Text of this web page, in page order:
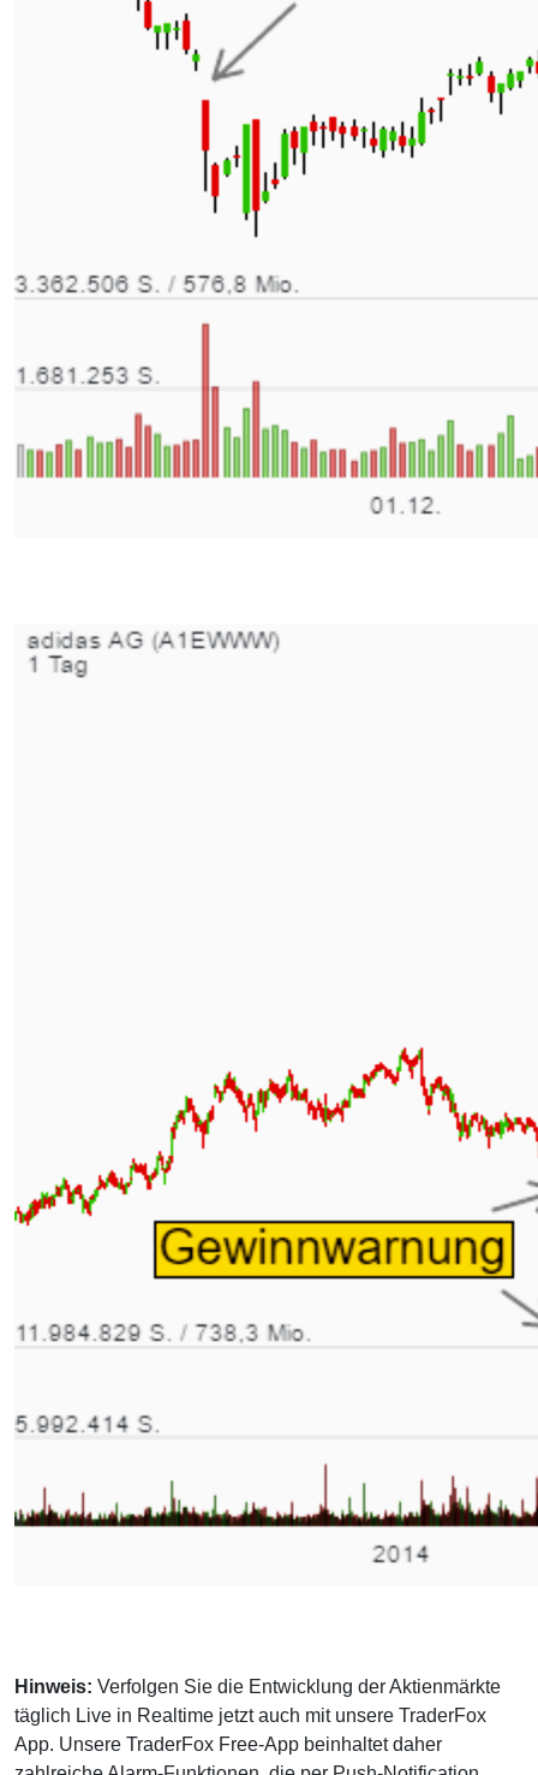
Hinweis: Verfolgen Sie die Entwicklung der Aktienmärkte
täglich Live in Realtime jetzt auch mit unsere TraderFox
App. Unsere TraderFox Free-App beinhaltet daher